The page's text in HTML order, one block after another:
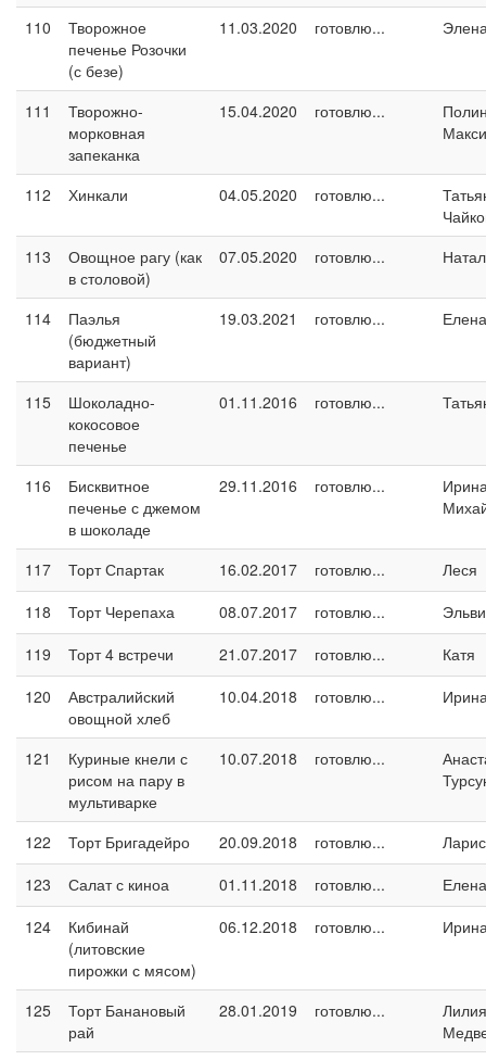
110
Творожное
печенье Розочки
(с безе)
11.03.2020 готовлю...
111
Творожно-
морковная
запеканка
15.04.2020 готовлю...
112 Хинкали 04.05.2020 готовлю...
113
Овощное рагу (как
в столовой)
07.05.2020 готовлю...
114
Паэлья
(бюджетный
вариант)
19.03.2021 готовлю... Елена
115
Шоколадно-
кокосовое
печенье
01.11.2016 готовлю...
116
Бисквитное
печенье с джемом
в шоколаде
29.11.2016 готовлю...
117 Торт Спартак 16.02.2017 готовлю...
Леся
118
Торт Черепаха 08.07.2017 готовлю...
119
Торт 4 встречи 21.07.2017 готовлю...
Катя
120
Австралийский
овощной хлеб
10.04.2018 готовлю...
121
Куриные кнели с
рисом на пару в
мультиварке
10.07.2018 готовлю...
122 Торт Бригадейро 20.09.2018 готовлю...
123
Салат с киноа 01.11.2018 готовлю...
124
Кибинай
(литовские
пирожки с мясом)
06.12.2018 готовлю...
125
Торт Банановый
рай
28.01.2019 готовлю...
Лилия